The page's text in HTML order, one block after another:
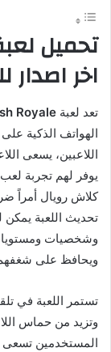
اخر اصدار
تعد لعبة Royale
الهواتف الذكية
اللاعبين، يسعى
يوفر لهم تجربة لعب
كلاش رويال أمراً
تحديث اللعبة
وشخصيات
ويحافظ على
تستمر اللعبة في
وتزيد من حماس
المستخدمين تسعى